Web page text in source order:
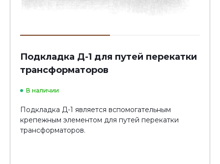
Подкладка Д-1 для путей перекатки
трансформаторов
В наличии
Подкладка Д-1 является вспомогательным
крепежным элементом для путей перекатки
трансформаторов.